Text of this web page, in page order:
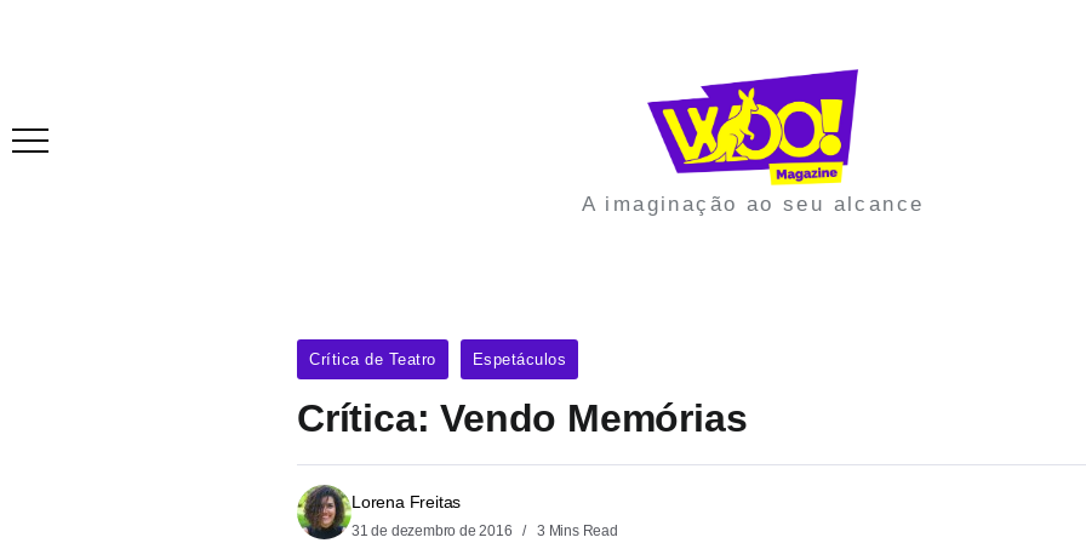
A imaginação ao seu alcance
Crítica de Teatro Espetáculos
Crítica: Vendo Memórias
Lorena Freitas
31 de dezembro de 2016 3 Mins Read